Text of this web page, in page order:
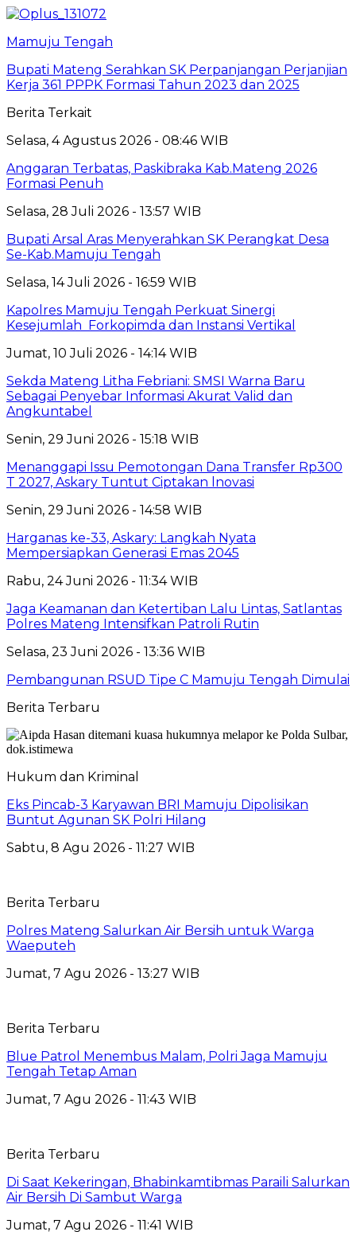
Mamuju Tengah
Bupati Mateng Serahkan SK Perpanjangan Perjanjian
Kerja 361 PPPK Formasi Tahun 2023 dan 2025
Berita Terkait
Selasa, 4 Agustus 2026 - 08:46 WIB
Anggaran Terbatas, Paskibraka Kab.Mateng 2026
Formasi Penuh
Selasa, 28 Juli 2026 - 13:57 WIB
Bupati Arsal Aras Menyerahkan SK Perangkat Desa
Se-Kab.Mamuju Tengah
Selasa, 14 Juli 2026 - 16:59 WIB
Kapolres Mamuju Tengah Perkuat Sinergi
Kesejumlah Forkopimda dan Instansi Vertikal
Jumat, 10 Juli 2026 - 14:14 WIB
Sekda Mateng Litha Febriani: SMSI Warna Baru
Sebagai Penyebar Informasi Akurat Valid dan
Angkuntabel
Senin, 29 Juni 2026 - 15:18 WIB
Menanggapi Issu Pemotongan Dana Transfer Rp300
T 2027, Askary Tuntut Ciptakan lnovasi
Senin, 29 Juni 2026 - 14:58 WIB
Harganas ke-33, Askary: Langkah Nyata
Mempersiapkan Generasi Emas 2045
Rabu, 24 Juni 2026 - 11:34 WIB
Jaga Keamanan dan Ketertiban Lalu Lintas, Satlantas
Polres Mateng Intensifkan Patroli Rutin
Selasa, 23 Juni 2026 - 13:36 WIB
Pembangunan RSUD Tipe C Mamuju Tengah Dimulai
Berita Terbaru
Hukum dan Kriminal
Eks Pincab-3 Karyawan BRI Mamuju Dipolisikan
Buntut Agunan SK Polri Hilang
Sabtu, 8 Agu 2026 - 11:27 WIB
Berita Terbaru
Polres Mateng Salurkan Air Bersih untuk Warga
Waeputeh
Jumat, 7 Agu 2026 - 13:27 WIB
Berita Terbaru
Blue Patrol Menembus Malam, Polri Jaga Mamuju
Tengah Tetap Aman
Jumat, 7 Agu 2026 - 11:43 WIB
Berita Terbaru
Di Saat Kekeringan, Bhabinkamtibmas Paraili Salurkan
Air Bersih Di Sambut Warga
Jumat, 7 Agu 2026 - 11:41 WIB